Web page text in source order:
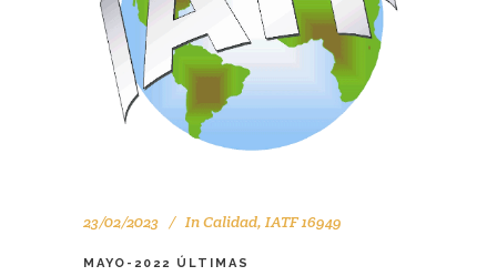
23/02/2023 InCalidad, IATF 16949
MAYO-2022 ÚLTIMAS